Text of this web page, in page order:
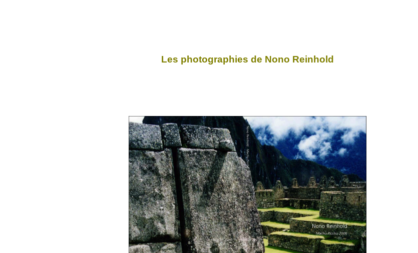
Les photographies de Nono Reinhold